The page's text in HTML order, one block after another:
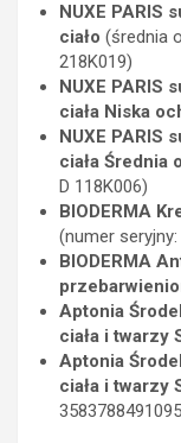
NUXE PARIS
ciało (średnia
218K019)
NUXE PARIS
ciała Niska
NUXE PARIS
ciała Średnia
D 118K006)
BIODERMA
(numer
BIODERMA
Aptonia
ciała i twarzy
Aptonia
ciała i twarzy